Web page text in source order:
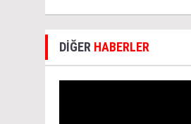
DİĞER HABERLER